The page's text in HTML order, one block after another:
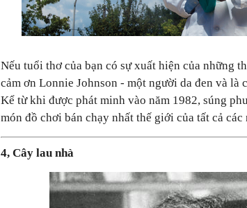
Nếu tuổi thơ của bạn có sự xuất hiện của những
cảm ơn Lonnie Johnson - một người da đen và là
Kể từ khi được phát minh vào năm 1982, súng
món đồ chơi bán chạy nhất thế giới của tất cả
4, Cây lau nhà